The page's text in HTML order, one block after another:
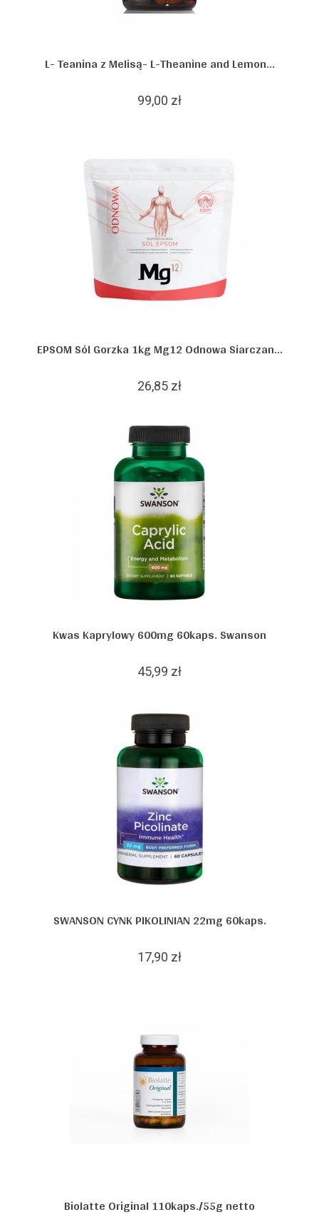
L- Teanina z Melisą- L-Theanine and Lemon...
99,00 zł
EPSOM Sól Gorzka 1kg Mg12 Odnowa Siarczan...
26,85 zł
Kwas Kaprylowy 600mg 60kaps. Swanson
45,99 zł
SWANSON CYNK PIKOLINIAN 22mg 60kaps.
17,90 zł
Biolatte Original 110kaps./55g netto